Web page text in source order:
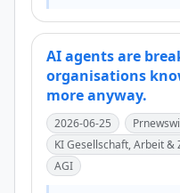
AI agents are
organisations
more anyway.
2026-06-25
KI Gesellschaft, Arbeit &
AGI